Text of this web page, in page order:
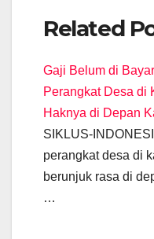
c
e
b
o
o
k
at
s
A
p
p
e
gr
a
Related
Gaji Belum di
Perangkat Desa di
Haknya di Depan
SIKLUS-
perangkat desa di
berunjuk rasa di
…